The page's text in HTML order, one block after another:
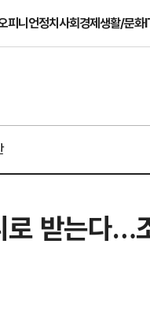
피니언정치사회경제생활/문화
받는다…